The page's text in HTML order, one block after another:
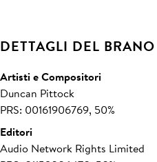
DETTAGLI DEL BRANO
Artisti e Compositori
Duncan Pittock
PRS: 00161906769, 50%
Editori
Audio Network Rights Limited